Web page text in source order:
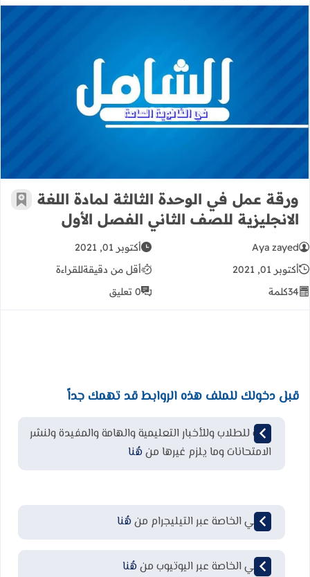
ورقة عمل في الوحدة الثالثة لمادة
ورقة عمل في الوحدة الثالثة لمادة اللغة
الانجليزية للصف الثاني الفصل الأول
أضف
Aya zayed
أكتوبر 01, 2021
أكتوبر 01, 2021
أقل من دقيقةللقراءة
34كلمة 0 تعليق
قبل دخولك للملف هذه الروابط قد تهمك جداً
قناة للطلاب وللأخبار التعليمية والهامة والمفيدة ولنشر
الامتحانات وما يلزم غيرها من هُنا
قناتي الخاصة عبر التيليجرام من هُنا
قناتي الخاصة عبر اليوتيوب من هُنا